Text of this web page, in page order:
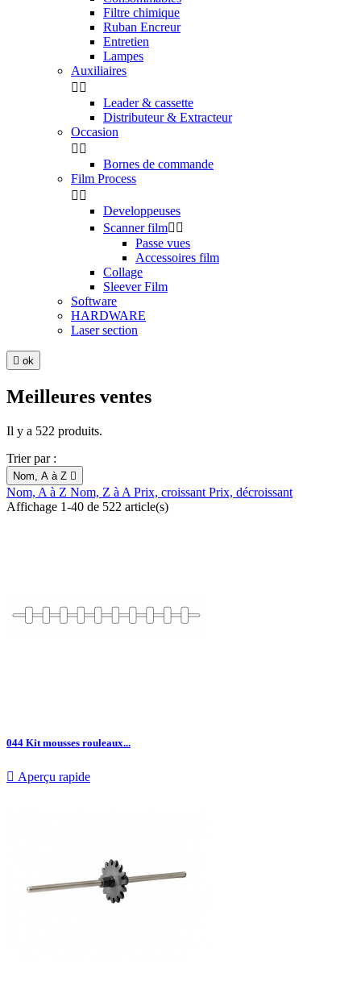
Filtre chimique
Ruban Encreur
Entretien
Lampes
Auxiliaires
 
Leader & cassette
Distributeur & Extracteur
Occasion
 
Bornes de commande
Film Process
 
Developpeuses
Scanner film 
Passe vues
Accessoires film
Collage
Sleever Film
Software
HARDWARE
Laser section
 ok
Meilleures ventes
Il y a 522 produits.
Trier par :
Nom, A à Z 
Nom, A à Z Nom, Z à A Prix, croissant Prix, décroissant
Affichage 1-40 de 522 article(s)
044 Kit mousses rouleaux...
 Aperçu rapide